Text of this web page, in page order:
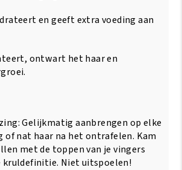
en geeft extra voeding aan
ontwart het haar en
Gelijkmatig aanbrengen op elke
of nat haar na het ontrafelen. Kam
met de toppen van je vingers
kruldefinitie. Niet uitspoelen!